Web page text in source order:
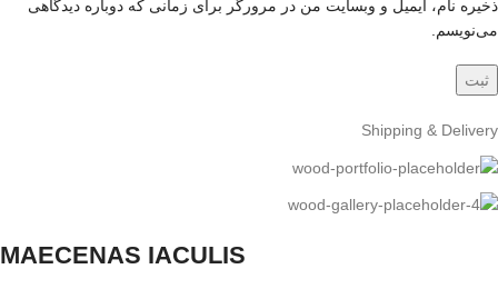
ذخیره نام، ایمیل و وبسایت من در مرورگر برای زمانی که دوباره دیدگاهی
می‌نویسم.
Shipping & Delivery
MAECENAS IACULIS